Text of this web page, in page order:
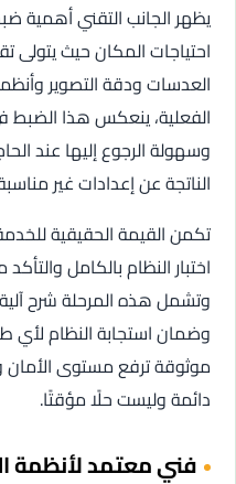
يظهر الجانب التقني أهمية
احتياجات المكان حيث يتولى
العدسات ودقة التصوير
الفعلية، ينعكس هذا
وسهولة الرجوع إليها عند
الناتجة عن إعدادات غير
تكمن القيمة الحقيقية
اختبار النظام بالكامل
وتشمل هذه المرحلة شرح
وضمان استجابة النظام لأي
موثوقة ترفع مستوى الأمان
دائمة وليست حلًا مؤقتًا.
فني معتمد لأنظمة